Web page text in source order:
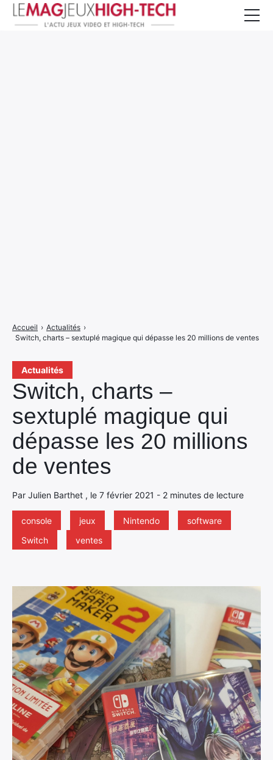
Actualités
Switch, charts –
sextuplé magique qui
dépasse les 20 millions
de ventes
Par Julien Barthet , le 7 février 2021 - 2 minutes de lecture
console jeux Nintendo
software
Switch
ventes
Accueil › Actualités ›
Switch, charts – sextuplé magique qui dépasse les 20 millions de ventes